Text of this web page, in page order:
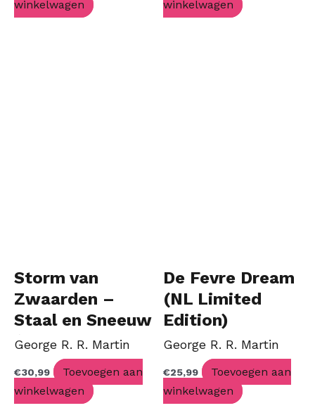
winkelwagen winkelwagen
Storm van
Zwaarden –
Staal en Sneeuw
(NL Limited
Edition)
George R. R. Martin
€30,99
Toevoegen aan
winkelwagen
De Fevre Dream
(NL Limited
Edition)
George R. R. Martin
€25,99
Toevoegen aan
winkelwagen